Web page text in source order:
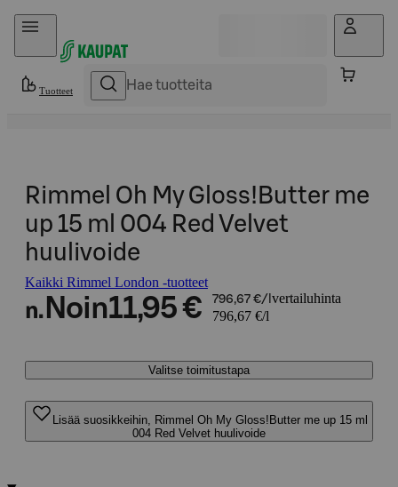
Hyppää sisältöön
Tuotteet
Rimmel Oh My Gloss!Butter me
up 15 ml 004 Red Velvet
huulivoide
Kaikki Rimmel London -tuotteet
n. Noin11,95 € 796,67 €/l vertailuhinta
796,67 €/l
Valitse toimitustapa
Lisää suosikkeihin, Rimmel Oh My Gloss!Butter me up 15 ml
004 Red Velvet huulivoide